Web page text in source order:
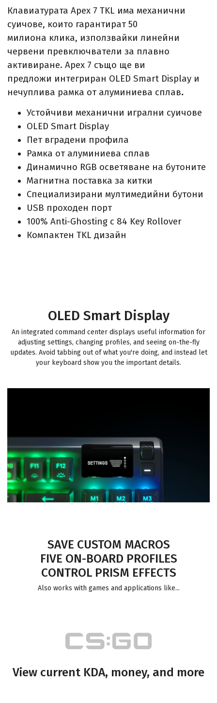
Клавиатурата Apex 7 TKL има механични
суичове, които гарантират 50
милиона клика, използвайки линейни
червени превключватели за плавно
активиране. Apex 7 също ще ви
предложи интегриран OLED Smart Display и
нечуплива рамка от алуминиева сплав.
Устойчиви механични игрални суичове
OLED Smart Display
Пет вградени профила
Рамка от алуминиева сплав
Динамично RGB осветяване на бутоните
Магнитна поставка за китки
Специализирани мултимедийни бутони
USB проходен порт
100% Anti-Ghosting с 84 Key Rollover
Компактен TKL дизайн
OLED Smart Display
An integrated command center displays useful information for
adjusting settings, changing profiles, and seeing on-the-fly
updates. Avoid tabbing out of what you're doing, and instead let
your keyboard show you the important details.
SAVE CUSTOM MACROS
FIVE ON-BOARD PROFILES
CONTROL PRISM EFFECTS
Also works with games and applications like...
View current KDA, money, and more